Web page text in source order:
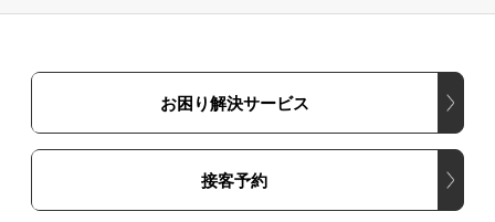
お困り解決サービス
接客予約